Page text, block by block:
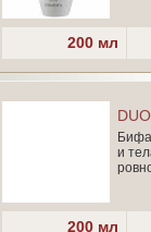
200 мл
и
200 мл